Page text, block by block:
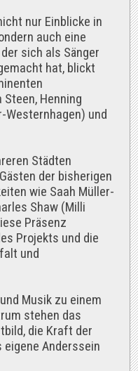
nur Einblicke in
auch eine
sich als Sänger
hat, blickt
Henning
Westernhagen) und
Städten
der bisherigen
wie Saah Müller-
Shaw (Milli
Präsenz
Projekts und die
und
Musik zu einem
stehen das
die Kraft der
Anderssein